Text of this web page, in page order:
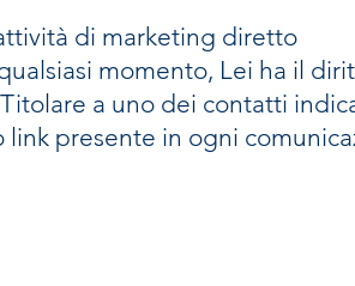
di marketing diretto
momento, Lei ha il
a uno dei contatti
link presente in ogni